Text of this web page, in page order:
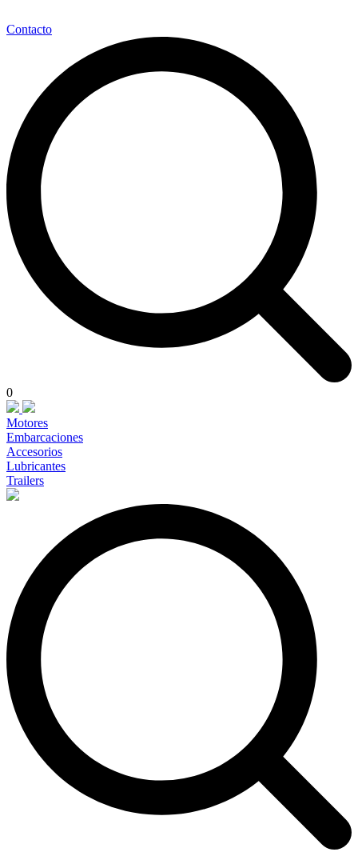
Contacto
0
Motores
Embarcaciones
Accesorios
Lubricantes
Trailers